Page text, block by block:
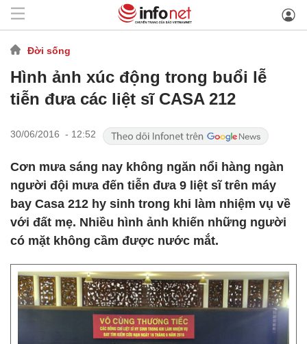
Đời sống
Hình ảnh xúc động trong buổi lễ
tiễn đưa các liệt sĩ CASA 212
30/06/2016 - 12:52
Cơn mưa sáng nay không ngăn nổi hàng ngàn
người đội mưa đến tiễn đưa 9 liệt sĩ trên máy
bay Casa 212 hy sinh trong khi làm nhiệm vụ về
với đất mẹ. Nhiều hình ảnh khiến những người
có mặt không cầm được nước mắt.